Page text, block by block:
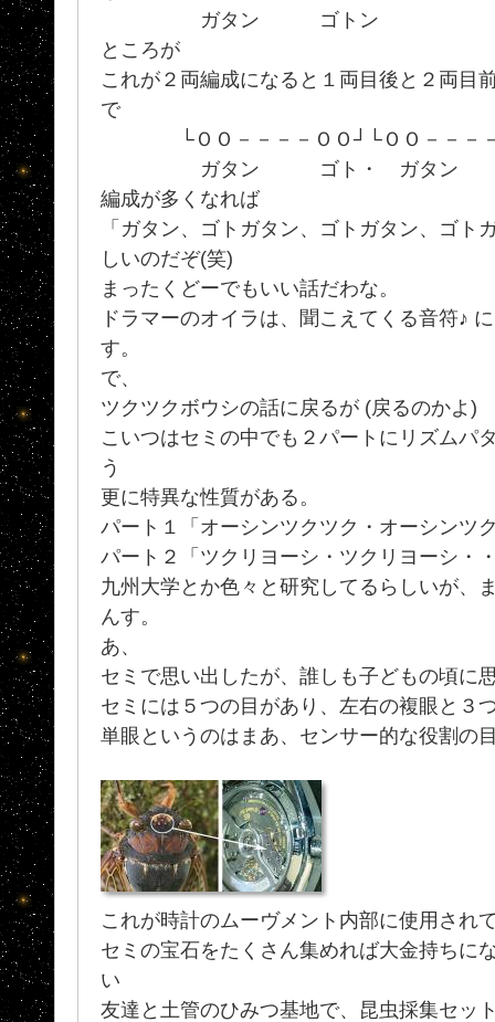
ガタン ゴトン
ところが
これが２両編成になると１両目後と２両目
で
└ＯＯ－－－－ＯＯ┘└ＯＯ－－－
ガタン ゴト・ ガタン
編成が多くなれば
「ガタン、ゴトガタン、ゴトガタン、ゴト
しいのだぞ(笑)
まったくどーでもいい話だわな。
ドラマーのオイラは、聞こえてくる音符♪
す。
で、
ツクツクボウシの話に戻るが (戻るのかよ)
こいつはセミの中でも２パートにリズムパ
う
更に特異な性質がある。
パート１「オーシンツクツク・オーシンツ
パート２「ツクリヨーシ・ツクリヨーシ・
九州大学とか色々と研究してるらしいが、
んす。
あ、
セミで思い出したが、誰しも子どもの頃に
セミには５つの目があり、左右の複眼と３
単眼というのはまあ、センサー的な役割の
これが時計のムーヴメント内部に使用され
セミの宝石をたくさん集めれば大金持ちに
い
友達と土管のひみつ基地で、昆虫採集セッ